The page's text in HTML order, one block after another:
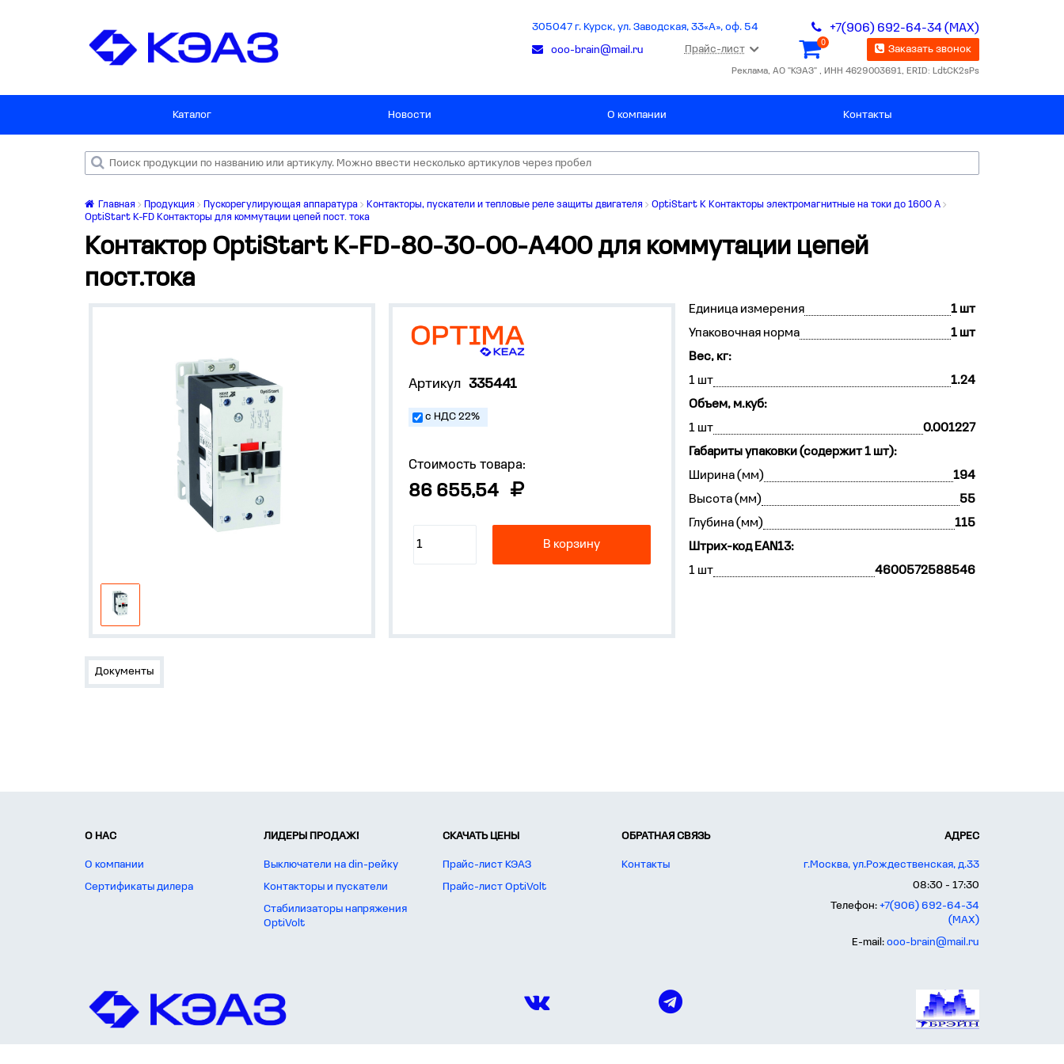
305047 г. Курск, ул. Заводская, 33«А», оф. 54 +7(906) 692-64-34 (MAX)
ooo-brain@mail.ru Прайс-лист
0
Заказать звонок
Реклама, АО "КЭАЗ" , ИНН 4629003691, ERID: LdtCK2sPs
Каталог Новости О компании Контакты
Главная Продукция Пускорегулирующая аппаратура Контакторы, пускатели и тепловые реле защиты двигателя
OptiStart K Контакторы электромагнитные на токи до 1600 А
OptiStart K-FD Контакторы для коммутации цепей пост. тока
Контактор OptiStart K-FD-80-30-00-A400 для коммутации цепей
пост.тока
Артикул 335441
с НДС 22%
Стоимость товара:
86 655,54
В корзину
Единица измерения
1 шт
Упаковочная норма
1 шт
Вес, кг:
1 шт
1.24
Объем, м.куб:
1 шт
0.001227
Габариты упаковки (содержит 1 шт):
Ширина (мм)
194
Высота (мм)
55
Глубина (мм)
115
Штрих-код EAN13:
1 шт
4600572588546
Документы
О НАС
О компании
Сертификаты дилера
ЛИДЕРЫ ПРОДАЖ!
Выключатели на din-рейку
Контакторы и пускатели
Стабилизаторы напряжения
OptiVolt
СКАЧАТЬ ЦЕНЫ
Прайс-лист КЭАЗ
Прайс-лист OptiVolt
ОБРАТНАЯ СВЯЗЬ
Контакты
АДРЕС
г.Москва, ул.Рождественская, д.33
08:30 - 17:30
Телефон: +7(906) 692-64-34
(MAX)
E-mail: ooo-brain@mail.ru